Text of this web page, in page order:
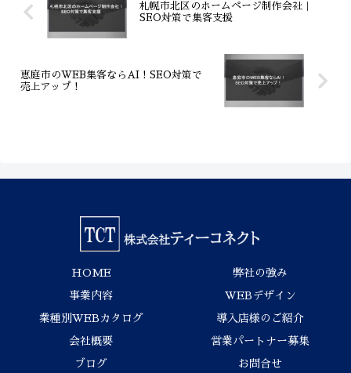
札幌市北区のホームページ制作会社｜
SEO対策で集客支援
恵庭市のWEB集客ならAI！SEO対策で
売上アップ！
HOME 弊社の強み
事業内容 WEBデザイン
業種別WEBカタログ 導入店様のご紹介
会社概要 営業パートナー募集
ブログ お問合せ